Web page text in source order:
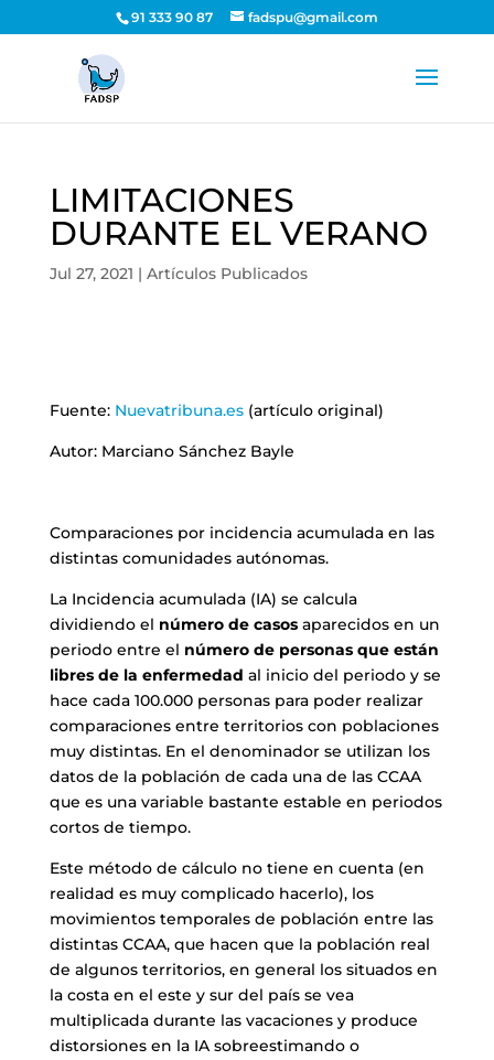
91 333 90 87 fadspu@gmail.com
LIMITACIONES
DURANTE EL VERANO
Jul 27, 2021 | Artículos Publicados
Fuente: Nuevatribuna.es(artículo original)
Autor: Marciano Sánchez Bayle
Comparaciones por incidencia acumulada en las
distintas comunidades autónomas.
La Incidencia acumulada (IA) se calcula
dividiendo el número de casosaparecidos en un
periodo entre el número de personas que están
libres de la enfermedad al inicio del periodo y se
hace cada 100.000 personas para poder realizar
comparaciones entre territorios con poblaciones
muy distintas. En el denominador se utilizan los
datos de la población de cada una de las CCAA
que es una variable bastante estable en periodos
cortos de tiempo.
Este método de cálculo no tiene en cuenta (en
realidad es muy complicado hacerlo), los
movimientos temporales de población entre las
distintas CCAA, que hacen que la población real
de algunos territorios, en general los situados en
la costa en el este y sur del país se vea
multiplicada durante las vacaciones y produce
distorsiones en la IA sobreestimando o